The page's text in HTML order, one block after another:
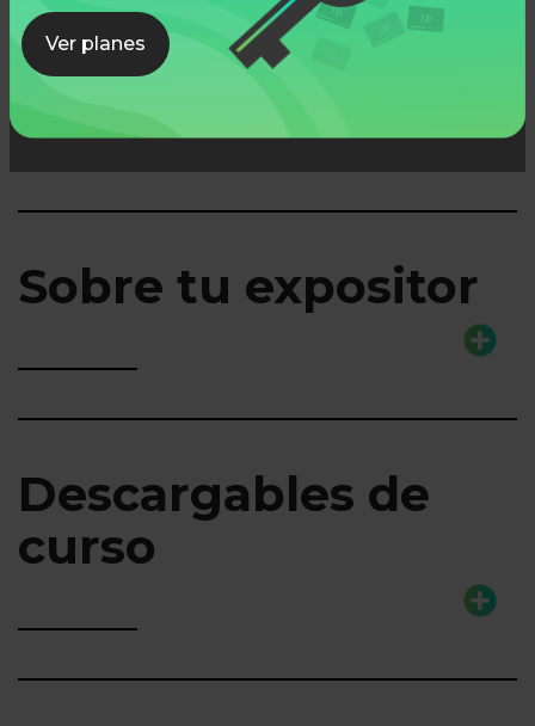
Ver planes
Lo que aprenderás
Sobre tu expositor
Descargables de
curso